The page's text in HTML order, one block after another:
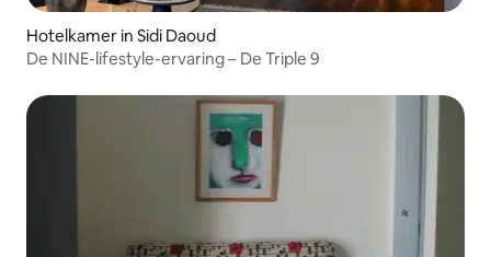
Hotelkamer in Sidi Daoud
De NINE-lifestyle-ervaring – De Triple 9